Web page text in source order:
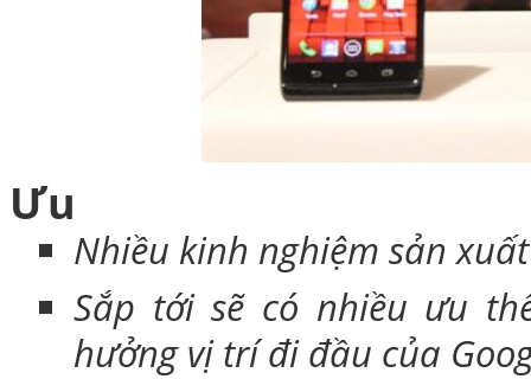
Ưu
Nhiều kinh nghiệm sản
Sắp tới sẽ có nhiều ưu
hưởng vị trí đi đầu của